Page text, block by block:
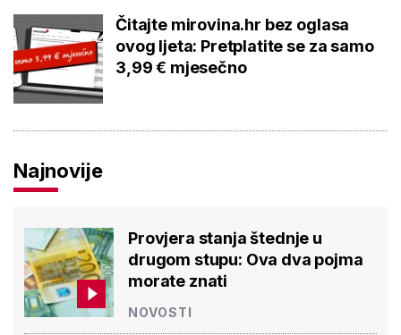
Čitajte mirovina.hr bez oglasa
ovog ljeta: Pretplatite se za samo
3,99 € mjesečno
Najnovije
Provjera stanja štednje u
drugom stupu: Ova dva pojma
morate znati
NOVOSTI